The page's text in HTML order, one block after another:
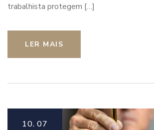
trabalhista protegem […]
LER MAIS
10. 07